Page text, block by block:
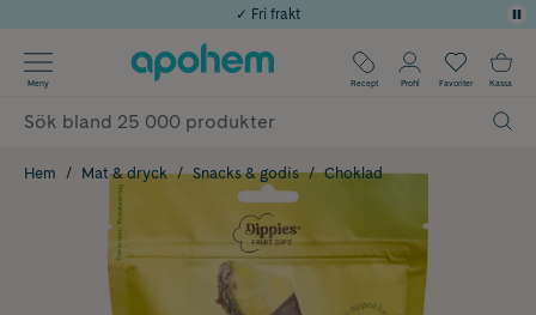
Årets Butik 2025 inom Skönhet
Använd kod: SOMMAR20 för 20% över 649kr
✓ Fri frakt
✓ Poäng på alla köp*
Meny Recept Profil Favoriter Kassa
Hem Mat & dryck Snacks & godis Choklad